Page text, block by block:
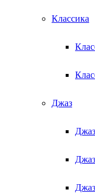
Классика
Джаз